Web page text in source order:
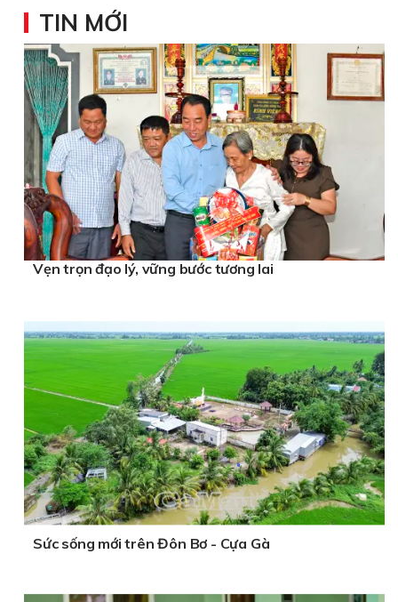
TIN MỚI
Vẹn trọn đạo lý, vững bước tương lai
Sức sống mới trên Đôn Bơ - Cựa Gà